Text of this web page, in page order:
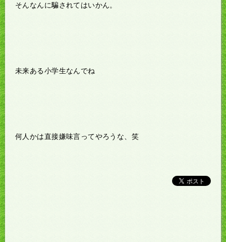
そんなんに騙されてはいかん。
未来ある小学生なんでね
何人かは直接嫌味言ってやろうな、笑